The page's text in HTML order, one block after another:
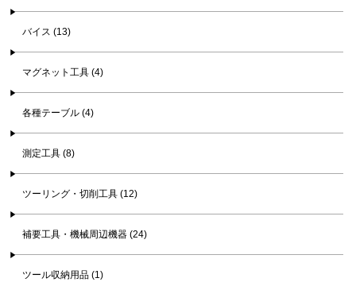
バイス (13)
マグネット工具 (4)
各種テーブル (4)
測定工具 (8)
ツーリング・切削工具 (12)
補要工具・機械周辺機器 (24)
ツール収納用品 (1)